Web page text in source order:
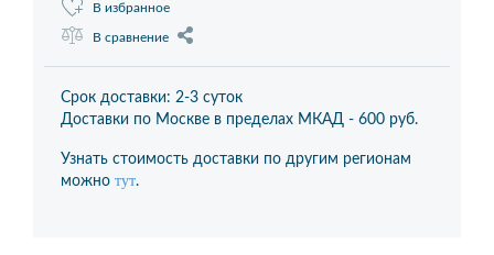
В избранное
В сравнение
Срок доставки: 2-3 суток
Доставки по Москве в пределах МКАД - 600 руб.
Узнать стоимость доставки по другим регионам
можно тут.